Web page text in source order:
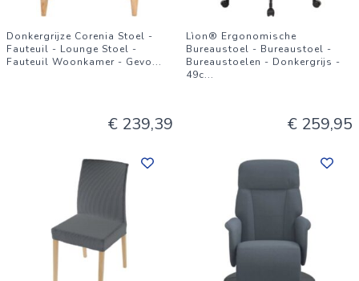
Donkergrijze Corenia Stoel -
Fauteuil - Lounge Stoel -
Fauteuil Woonkamer - Gevo...
€ 239,39
Lìon® Ergonomische
Bureaustoel - Bureaustoel -
Bureaustoelen - Donkergrijs -
49c...
€ 259,95